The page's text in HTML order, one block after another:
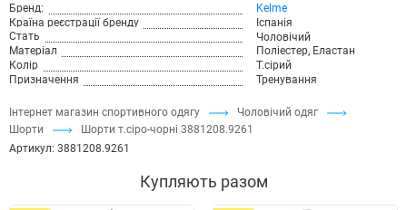
Інтернет магазин спортивного одягу
Чоловічий одяг
Шорти
Шорти т.сіро-чорні 3881208.9261
Бренд:
Kelme
Країна реєстрації бренду
Іспанія
Стать
Чоловічий
Матеріал
Поліестер, Еластан
Колір
Т.сірий
Призначення
Тренування
Артикул: 3881208.9261
Купляють разом